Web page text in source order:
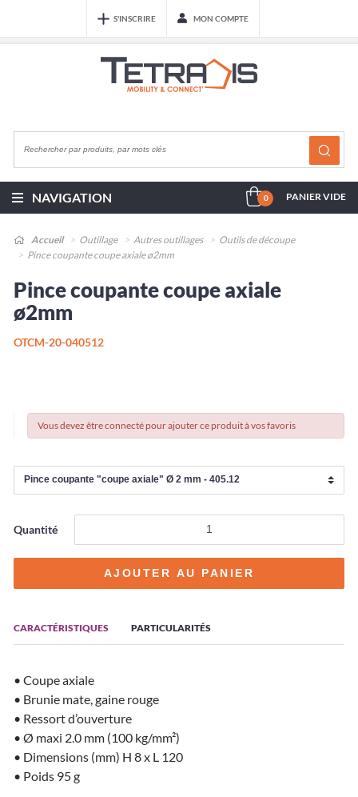
S'INSCRIRE MON COMPTE
NAVIGATION 0 PANIER VIDE
Accueil Outillage Autres outillages
Outils de découpe
Pince coupante coupe axiale ø2mm
CARACTÉRISTIQUES PARTICULARITÉS
• Coupe axiale
• Brunie mate, gaine rouge
• Ressort d’ouverture
• Ø maxi 2.0 mm (100 kg/mm²)
• Dimensions (mm) H 8 x L 120
• Poids 95 g
Pince coupante coupe axiale
ø2mm
OTCM-20-040512
Vous devez être connecté pour ajouter ce produit à vos favoris
Quantité